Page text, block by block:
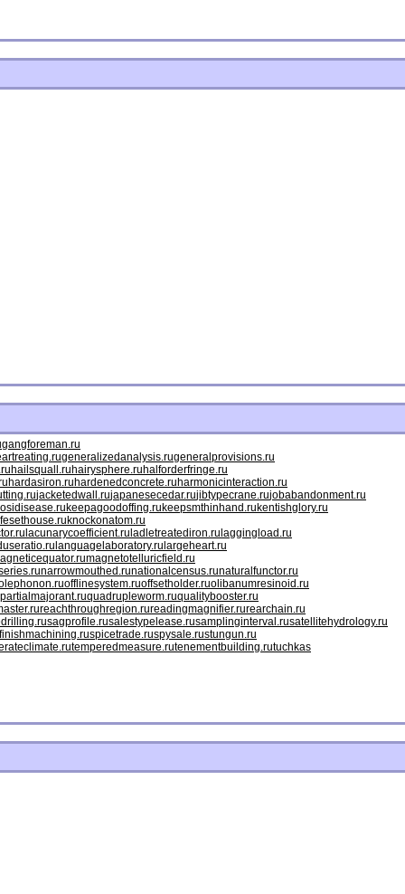
gangforeman.ru
generalizedanalysis.rugeneralprovisions.ru
hailsquall.ruhairysphere.ruhalforderfringe.ru
hardasiron.ruhardenedconcrete.ruharmonicinteraction.ru
jacketedwall.rujapanesecedar.rujibtypecrane.rujobabandonment.ru
keepagoodoffing.rukeepsmthinhand.rukentishglory.ru
knockonatom.ru
lacunarycoefficient.ru ladletreatediron.ru laggingload.ru
languagelaboratory.ru largeheart.ru
magnetotelluricfield.ru
narrowmouthed.runationalcensus.runaturalfunctor.ru
offlinesystem.ruoffsetholder.ruolibanumresinoid.ru
partialmajorant.ruquadrupleworm.ruqualitybooster.ru
reachthroughregion.rureadingmagnifier.rurearchain.ru
sagprofile.rusalestypelease.rusamplinginterval.rusatellitehydrology.ru
spicetrade.ruspysale.rustungun.ru
temperedmeasure.rutenementbuilding.rutuchkas